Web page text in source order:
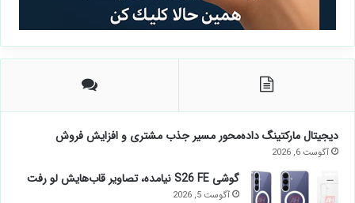
دیجیتال مارکتینگ داده‌محور مسیر جذب مشتری و افزایش فروش
آگوست 6, 2026
گوشی S26 FE نیامده، تصاویر قاب‌هایش لو رفت
آگوست 5, 2026